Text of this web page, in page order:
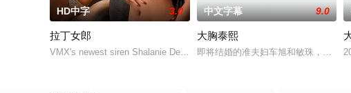
HD中字 3.0
拉丁女郎
VMX's newest siren Shalanie De Vera and Athena Red sizzle in a story
中文字幕 9.0
大胸泰熙
即将结婚的准夫妇车旭和敏珠，车旭